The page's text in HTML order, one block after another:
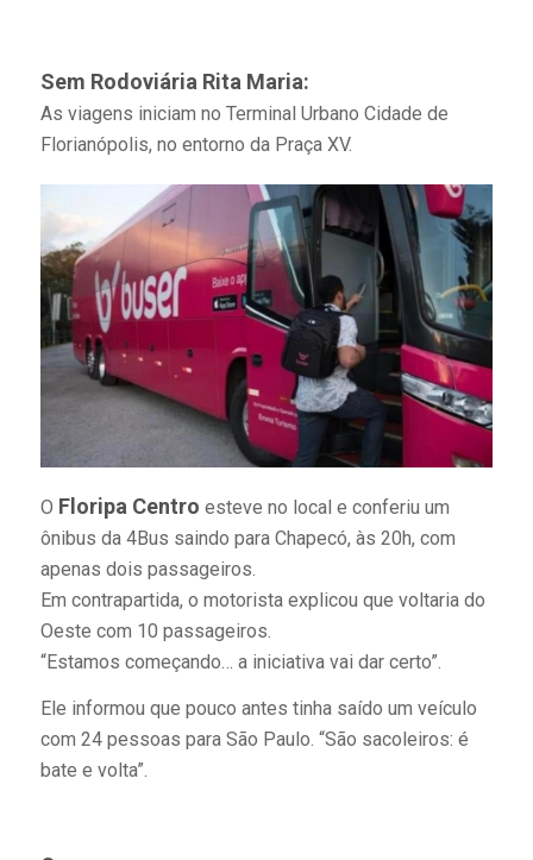
Sem Rodoviária Rita Maria:
As viagens iniciam no Terminal Urbano Cidade de
Florianópolis, no entorno da Praça XV.
O Floripa Centro esteve no local e conferiu um
ônibus da 4Bus saindo para Chapecó, às 20h, com
apenas dois passageiros.
Em contrapartida, o motorista explicou que voltaria do
Oeste com 10 passageiros.
“Estamos começando… a iniciativa vai dar certo”.
Ele informou que pouco antes tinha saído um veículo
com 24 pessoas para São Paulo. “São sacoleiros: é
bate e volta”.